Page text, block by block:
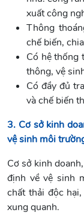
xuất công
Thông
chế biến,
Có hệ thống
thông, vệ
Có đầy đủ
và chế biến
3. Cơ sở kinh
vệ sinh môi
Cơ sở kinh
định về vệ sinh
chất thải độc
xung quanh.